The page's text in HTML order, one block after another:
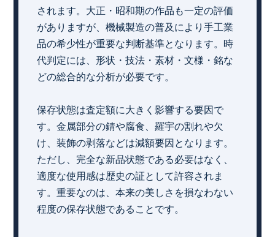
されます。大正・昭和期の作品も一定の評価
がありますが、機械製造の普及により手工業
品の希少性が重要な判断基準となります。時
代判定には、形状・技法・素材・文様・銘な
どの総合的な分析が必要です。
保存状態は査定額に大きく影響する要因で
す。金属部分の錆や腐食、羅宇の割れや欠
け、装飾の剥落などは減額要因となります。
ただし、完全な新品状態である必要はなく、
適度な使用感は歴史の証として許容されま
す。重要なのは、本来の美しさを損なわない
程度の保存状態であることです。